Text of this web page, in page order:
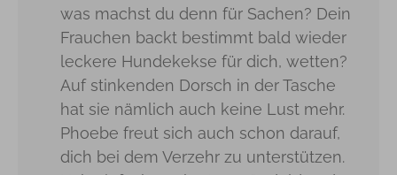
was machst du denn für Sachen? Dein
Frauchen backt bestimmt bald wieder
leckere Hundekekse für dich, wetten?
Auf stinkenden Dorsch in der Tasche
hat sie nämlich auch keine Lust mehr.
Phoebe freut sich auch schon darauf,
dich bei dem Verzehr zu unterstützen.